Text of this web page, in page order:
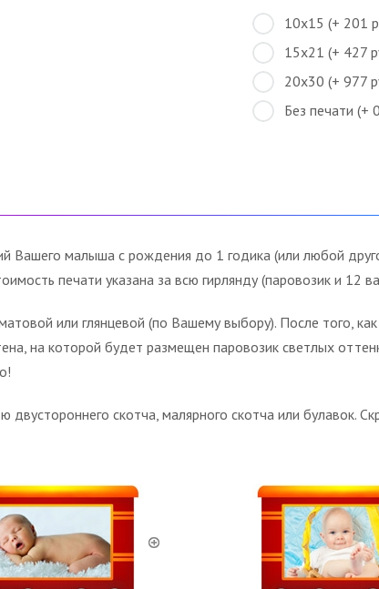
10х15 (+ 201
15х21 (+ 427
20х30 (+ 977
Без печати (+
Вашего малыша с рождения до 1 годика (или любой
печати указана за всю гирлянду (паровозик и 12
или глянцевой (по Вашему выбору). После того,
на которой будет размещен паровозик светлых
скотча, малярного скотча или булавок.